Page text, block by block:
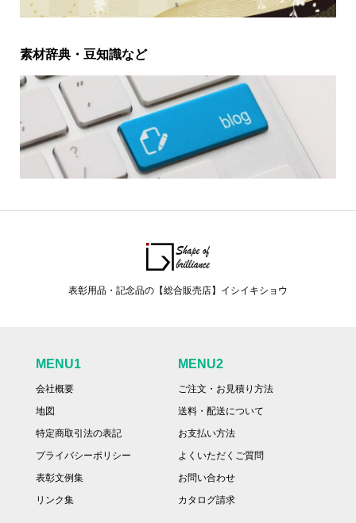
素材辞典・豆知識など
表彰用品・記念品の【総合販売店】イシイキショウ
MENU1
会社概要
地図
特定商取引法の表記
プライバシーポリシー
表彰文例集
リンク集
MENU2
ご注文・お見積り方法
送料・配送について
お支払い方法
よくいただくご質問
お問い合わせ
カタログ請求